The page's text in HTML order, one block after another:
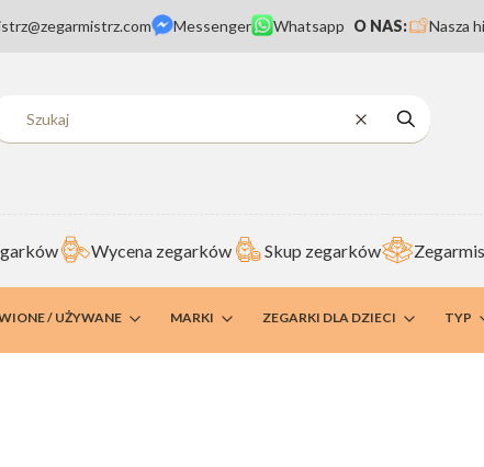
Messenger Whatsapp O NAS: Nasza
WyczyśćSzukaj
Wycena zegarków Skup zegarków
/ UŻYWANE MARKI ZEGARKI DLA DZIECI TYP